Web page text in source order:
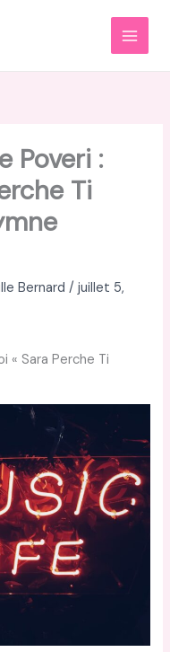
MAIN
Poveri :
Ti
Bernard/juillet 5,
« Sara Perche Ti